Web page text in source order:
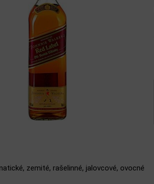
zemité, rašelinné, jalovcové, ovocné